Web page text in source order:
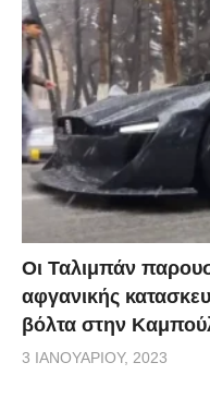
Οι Ταλιμπάν
αφγανικής
βόλτα στην
3 ΙΑΝΟΥΑΡΊΟΥ, 2023